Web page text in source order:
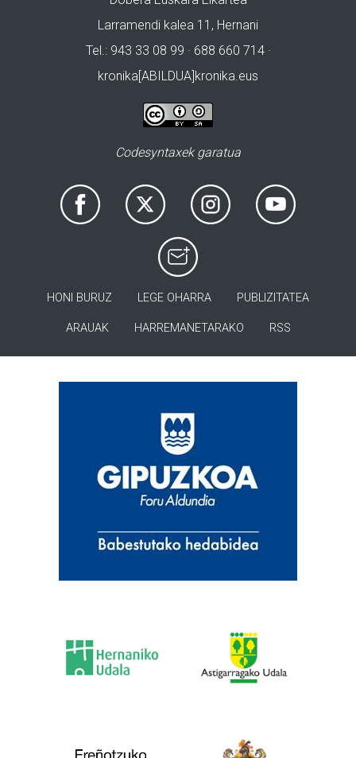
Larramendi kalea 11, Hernani
Tel.: 943 33 08 99 · 688 660 714 ·
kronika[ABILDUA]kronika.eus
Codesyntaxek garatua
HONI BURUZ LEGE OHARRA PUBLIZITATEA
ARAUAK HARREMANETARAKO RSS